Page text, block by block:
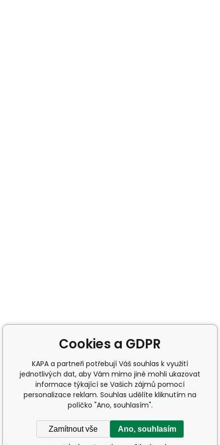
Cookies a GDPR
KAPA a partneři potřebují Váš souhlas k využití
jednotlivých dat, aby Vám mimo jiné mohli ukazovat
informace týkající se Vašich zájmů pomocí
personalizace reklam. Souhlas udělíte kliknutím na
políčko "Ano, souhlasím".
Zamítnout vše Ano, souhlasím